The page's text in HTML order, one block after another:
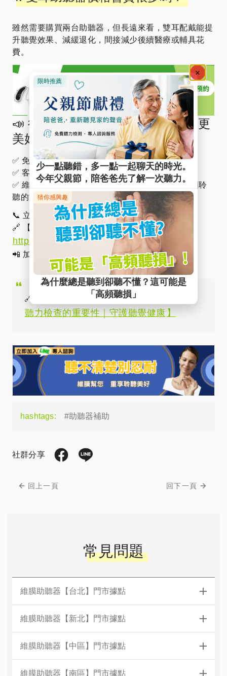
雖然需要購買兩台助聽器，但長遠來看，雙耳配戴能提
升聽覺效果、減緩退化，間接減少後續醫療或輔具花
費。
📣 行動呼籲｜選擇雙耳配戴，聽見更
美好的生活！
✅ 免費預約聽力檢查＋專業雙耳評估
✅ 客製化選配最適合你的雙耳助聽器方案
✅ 維膜助聽器全台超過20間門市，專人陪伴每一個聆
聽的旅程
📞 立即來電：0800-580-731
🔗 【線上預約免費聽力評估】→
https://www.vapor.com.tw/contact-us
📲 加入LINE好友，線上諮詢更快速！
🔗 延伸閱讀：
聽力檢查的重要性｜守護聽覺健康 】
hashtags: #助聽器補助
社群分享
回上一頁 回下一頁
常見問題
維膜助聽器【台北】門市據點
維膜助聽器【新北】門市據點
維膜助聽器【中區】門市據點
維膜助聽器【南區】門市據點